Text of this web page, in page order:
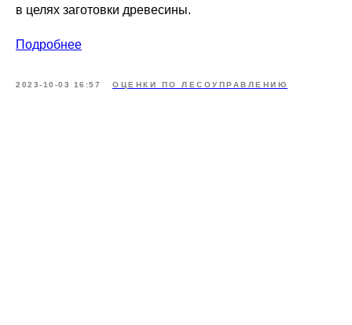
в целях заготовки древесины.
Подробнее
2023-10-03 16:57 ОЦЕНКИ ПО ЛЕСОУПРАВЛЕНИЮ